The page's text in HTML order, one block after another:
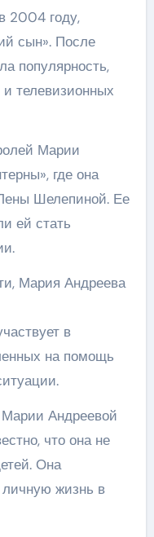
2004 году,
сын». После
популярность,
телевизионных
Марии
где она
Шелепиной. Ее
ей стать
Мария Андреева
в
на помощь
Андреевой
что она не
Она
личную жизнь в